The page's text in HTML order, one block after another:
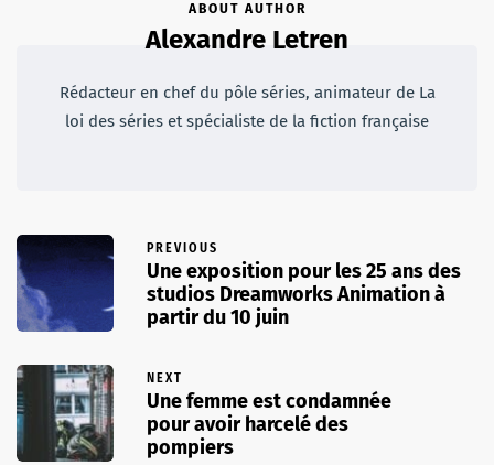
ABOUT AUTHOR
Alexandre Letren
Rédacteur en chef du pôle séries, animateur de La
loi des séries et spécialiste de la fiction française
PREVIOUS
Une exposition pour les 25 ans des
studios Dreamworks Animation à
partir du 10 juin
NEXT
Une femme est condamnée
pour avoir harcelé des
pompiers